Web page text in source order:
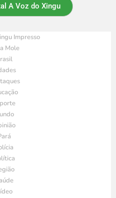
A Voz do Xingu
Impresso
Mole